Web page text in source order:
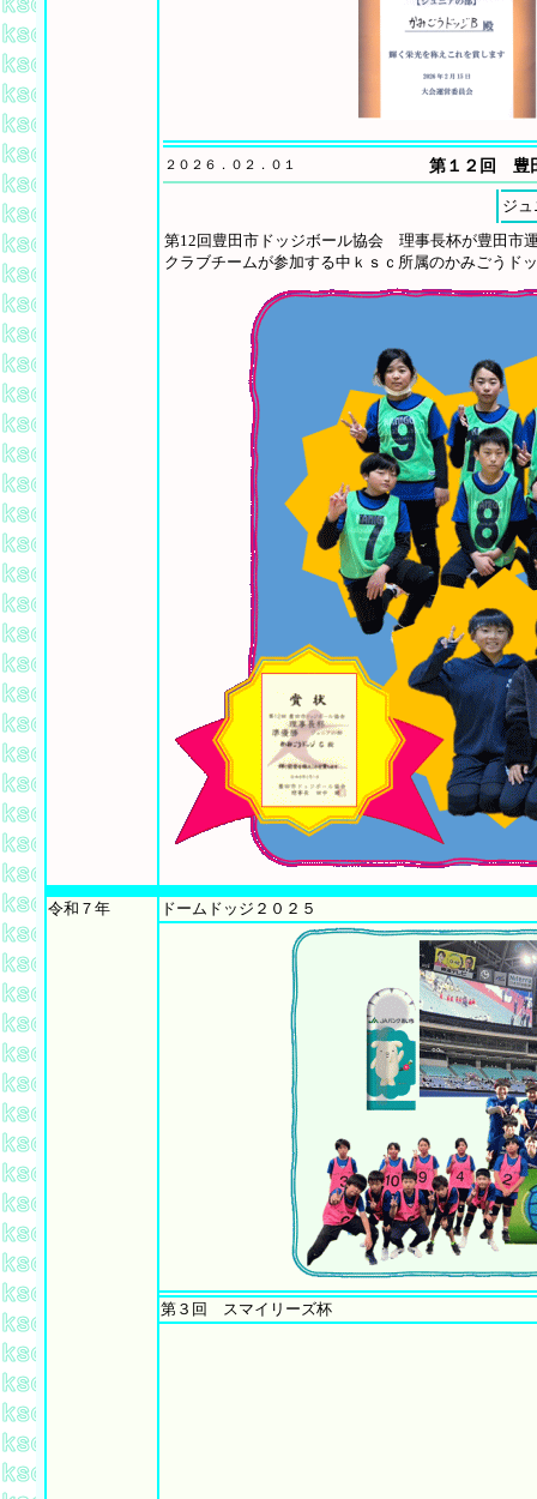
２０２６．０２．０１ 第１２回 豊
ジ
第12回豊田市ドッジボール協会 理事長杯が豊田市
クラブチームが参加する中ｋｓｃ所属のかみごうド
令和７年 ドームドッジ２０２５
第３回 スマイリーズ杯